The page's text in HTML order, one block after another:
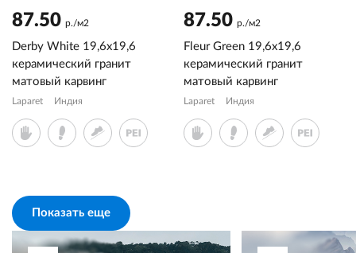
87.50 р./м2
Derby White 19,6x19,6
керамический гранит
матовый карвинг
Laparet Индия
87.50 р./м2
Fleur Green 19,6x19,6
керамический гранит
матовый карвинг
Laparet Индия
Показать еще